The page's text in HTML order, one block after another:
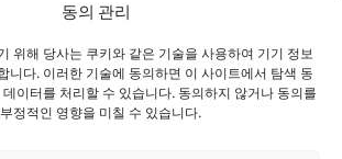
동의 관리
위해 당사는 쿠키와 같은 기술을 사용하여 기기 정보
니다. 이러한 기술에 동의하면 이 사이트에서 탐색 동
이터를 처리할 수 있습니다. 동의하지 않거나 동의를
정적인 영향을 미칠 수 있습니다.